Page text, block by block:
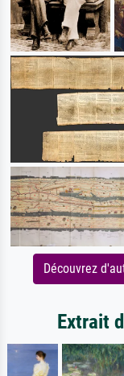
Découvrez
Extrait